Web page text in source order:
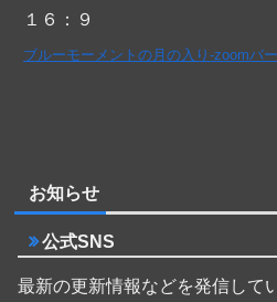
１６：９
ブルーモーメントの月の入り-zoomバ
お知らせ
公式SNS
最新の更新情報などを発信して